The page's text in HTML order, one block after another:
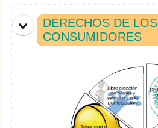
DERECHOS DE LOS
CONSUMIDORES